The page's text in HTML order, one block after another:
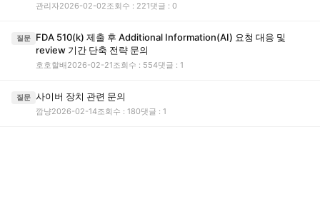
관리자2026-02-02조회수 : 221댓글 : 0
질문
FDA 510(k) 제출 후 Additional Information(AI) 요청 대응 및
review 기간 단축 전략 문의
호호할배2026-02-21조회수 : 554댓글 : 1
질문 사이버 장치 관련 문의
깜냥2026-02-14조회수 : 180댓글 : 1